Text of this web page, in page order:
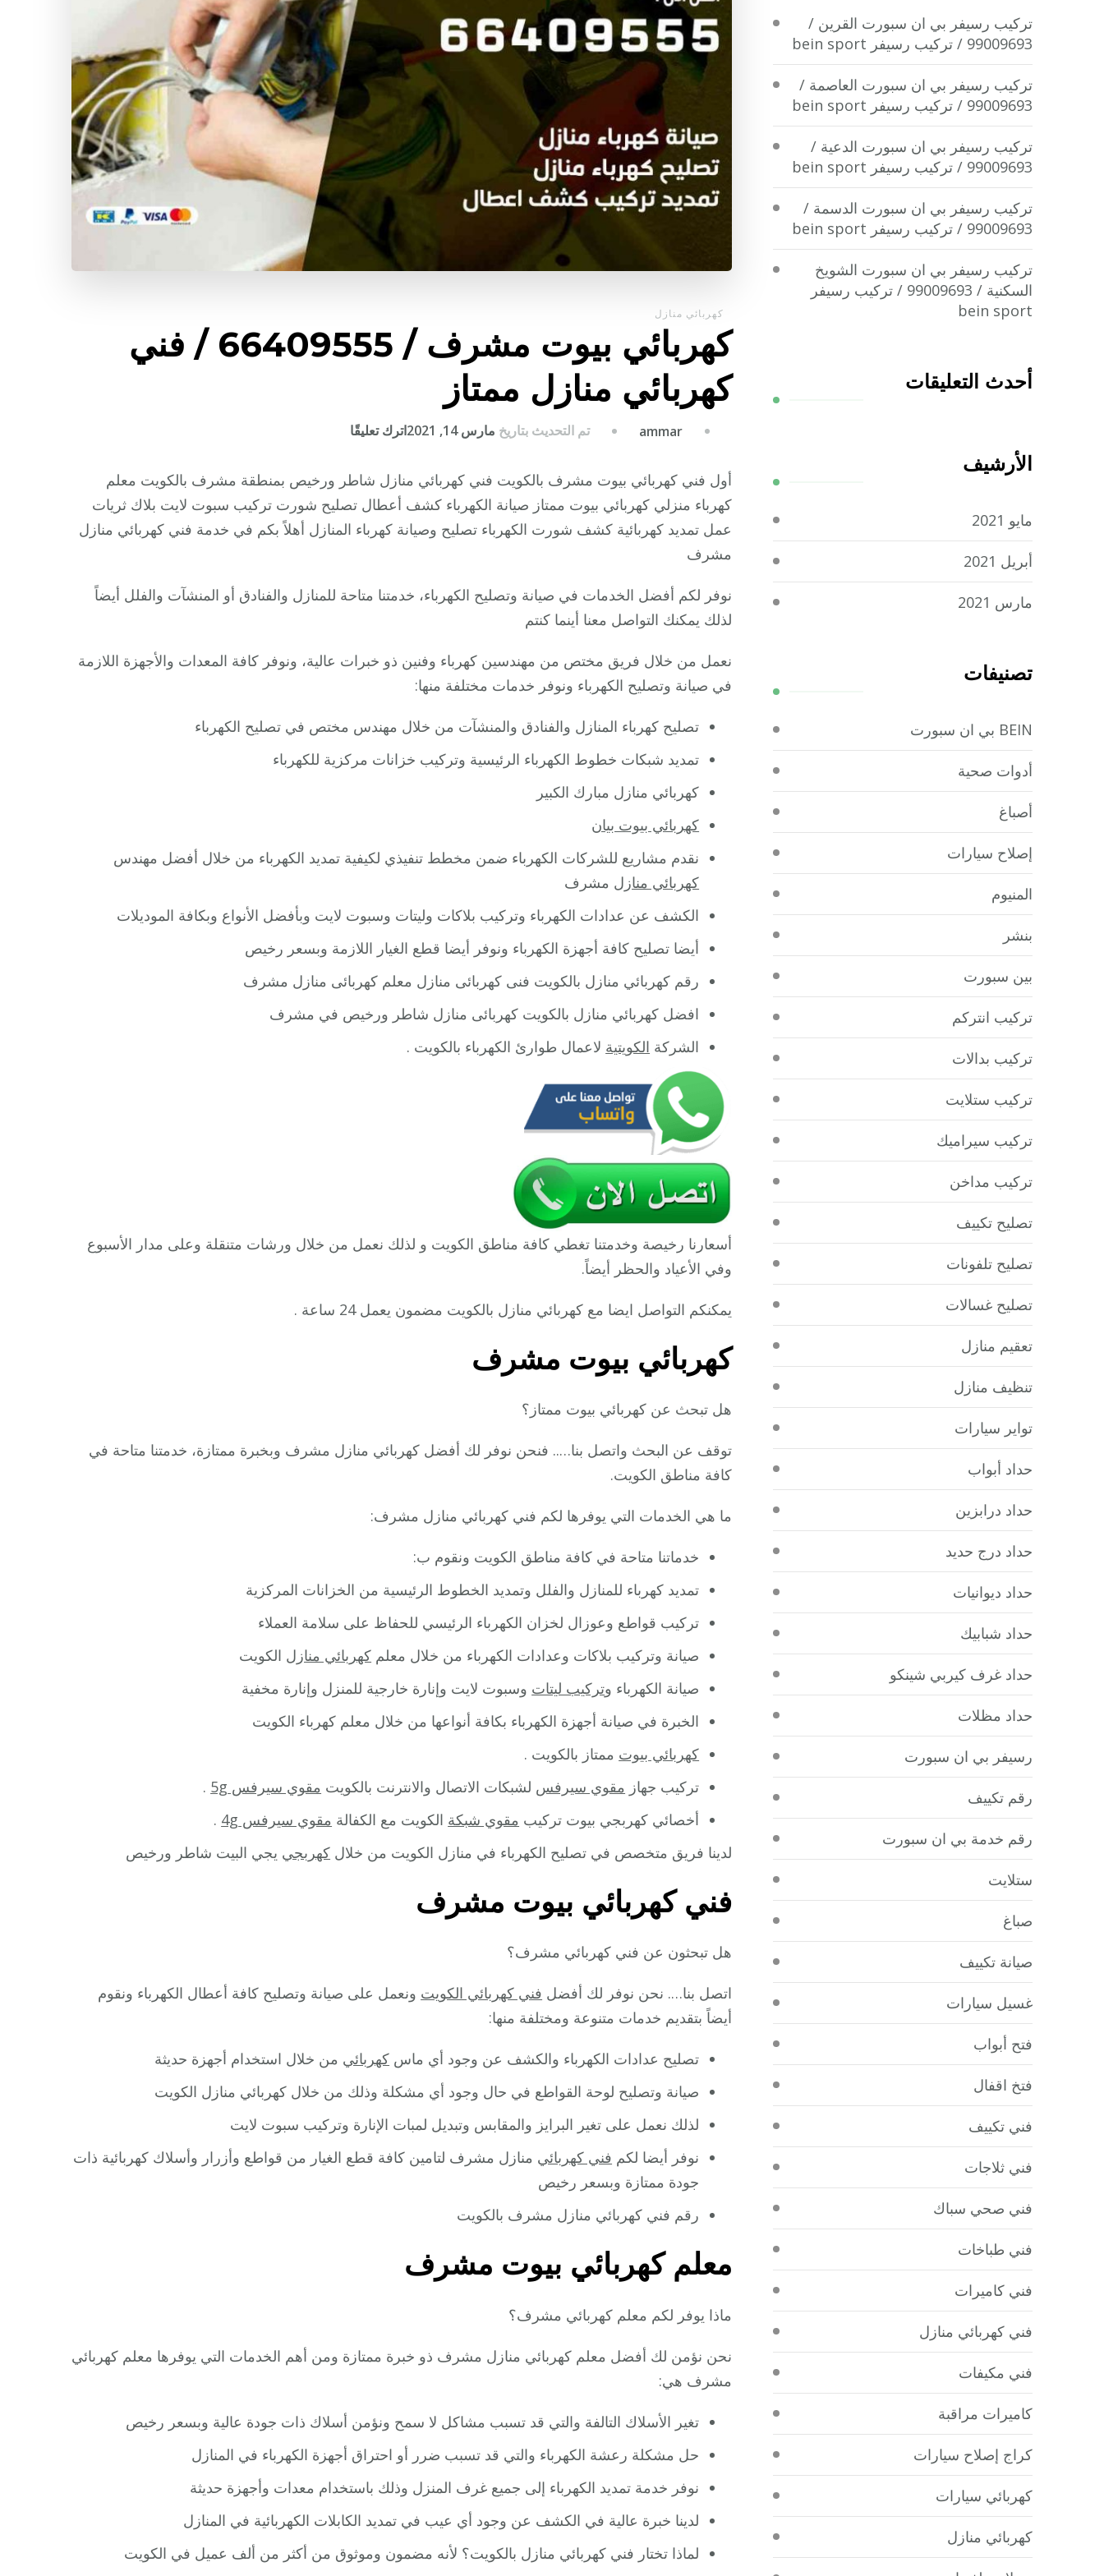
كهربائي منازل
كهربائي بيوت مشرف / 66409555 / فني
كهربائي منازل ممتاز
ammar تم التحديث بتاريخ مارس 14, 2021 اترك تعليقًا
بيوت
مشرف
66409555
فني
كهربائي
ممتاز
أول فني كهربائي بيوت مشرف بالكويت فني كهربائي منازل شاطر ورخيص بمنطقة مشرف بالكويت معلم
كهرباء منزلي كهربائي بيوت ممتاز صيانة الكهرباء كشف أعطال تصليح شورت تركيب سبوت لايت بلاك ثريات
عمل تمديد كهربائية كشف شورت الكهرباء تصليح وصيانة كهرباء المنازل أهلاً بكم في خدمة فني كهربائي منازل
مشرف
نوفر لكم أفضل الخدمات في صيانة وتصليح الكهرباء، خدمتنا متاحة للمنازل والفنادق أو المنشآت والفلل أيضاً
لذلك يمكنك التواصل معنا أينما كنتم
نعمل من خلال فريق مختص من مهندسين كهرباء وفنين ذو خبرات عالية، ونوفر كافة المعدات والأجهزة اللازمة
في صيانة وتصليح الكهرباء ونوفر خدمات مختلفة منها:
تصليح كهرباء المنازل والفنادق والمنشآت من خلال مهندس مختص في تصليح الكهرباء
تمديد شبكات خطوط الكهرباء الرئيسية وتركيب خزانات مركزية للكهرباء
كهربائي منازل مبارك الكبير
كهربائي بيوت بيان
نقدم مشاريع للشركات الكهرباء ضمن مخطط تنفيذي لكيفية تمديد الكهرباء من خلال أفضل مهندس
كهربائي منازل مشرف
الكشف عن عدادات الكهرباء وتركيب بلاكات وليتات وسبوت لايت وبأفضل الأنواع وبكافة الموديلات
أيضا تصليح كافة أجهزة الكهرباء ونوفر أيضا قطع الغيار اللازمة وبسعر رخيص
رقم كهربائي منازل بالكويت فنى كهربائى منازل معلم كهربائى منازل مشرف
افضل كهربائي منازل بالكويت كهربائى منازل شاطر ورخيص في مشرف
الشركة الكويتية لاعمال طوارئ الكهرباء بالكويت .
أسعارنا رخيصة وخدمتنا تغطي كافة مناطق الكويت و لذلك نعمل من خلال ورشات متنقلة وعلى مدار الأسبوع
وفي الأعياد والحظر أيضاً.
يمكنكم التواصل ايضا مع كهربائي منازل بالكويت مضمون يعمل 24 ساعة .
كهربائي بيوت مشرف
هل تبحث عن كهربائي بيوت ممتاز؟
توقف عن البحث واتصل بنا….. فنحن نوفر لك أفضل كهربائي منازل مشرف وبخبرة ممتازة، خدمتنا متاحة في
كافة مناطق الكويت.
ما هي الخدمات التي يوفرها لكم فني كهربائي منازل مشرف:
خدماتنا متاحة في كافة مناطق الكويت ونقوم ب:
تمديد كهرباء للمنازل والفلل وتمديد الخطوط الرئيسية من الخزانات المركزية
تركيب قواطع وعوزال لخزان الكهرباء الرئيسي للحفاظ على سلامة العملاء
صيانة وتركيب بلاكات وعدادات الكهرباء من خلال معلم كهربائي منازل الكويت
صيانة الكهرباء وتركيب ليتات وسبوت لايت وإنارة خارجية للمنزل وإنارة مخفية
الخبرة في صيانة أجهزة الكهرباء بكافة أنواعها من خلال معلم كهرباء الكويت
كهربائي بيوت ممتاز بالكويت .
تركيب جهاز مقوي سيرفس لشبكات الاتصال والانترنت بالكويت مقوي سيرفس 5g
.
أخصائي كهربجي بيوت تركيب مقوي شبكة الكويت مع الكفالة مقوي سيرفس 4g
.
لدينا فريق متخصص في تصليح الكهرباء في منازل الكويت من خلال كهربجي يجي البيت شاطر ورخيص
فني كهربائي بيوت مشرف
هل تبحثون عن فني كهربائي مشرف؟
اتصل بنا…. نحن نوفر لك أفضل فني كهربائي الكويت ونعمل على صيانة وتصليح كافة أعطال الكهرباء ونقوم
أيضاً بتقديم خدمات متنوعة ومختلفة منها:
تصليح عدادات الكهرباء والكشف عن وجود أي ماس كهربائي من خلال استخدام أجهزة حديثة
صيانة وتصليح لوحة القواطع في حال وجود أي مشكلة وذلك من خلال كهربائي منازل الكويت
لذلك نعمل على تغير البرايز والمقابس وتبديل لمبات الإنارة وتركيب سبوت لايت
نوفر أيضا لكم فني كهربائي منازل مشرف لتامين كافة قطع الغيار من قواطع وأزرار وأسلاك كهربائية ذات
جودة ممتازة وبسعر رخيص
رقم فني كهربائي منازل مشرف بالكويت
معلم كهربائي بيوت مشرف
ماذا يوفر لكم معلم كهربائي مشرف؟
نحن نؤمن لك أفضل معلم كهربائي منازل مشرف ذو خبرة ممتازة ومن أهم الخدمات التي يوفرها معلم كهربائي
مشرف هي:
تغير الأسلاك التالفة والتي قد تسبب مشاكل لا سمح ونؤمن أسلاك ذات جودة عالية وبسعر رخيص
حل مشكلة رعشة الكهرباء والتي قد تسبب ضرر أو احتراق أجهزة الكهرباء في المنازل
نوفر خدمة تمديد الكهرباء إلى جميع غرف المنزل وذلك باستخدام معدات وأجهزة حديثة
لدينا خبرة عالية في الكشف عن وجود أي عيب في تمديد الكابلات الكهربائية في المنازل
لماذا تختار فني كهربائي منازل بالكويت؟ لأنه مضمون وموثوق من أكثر من ألف عميل في الكويت
تركيب رسيفر بي ان سبورت القرين /
99009693 / تركيب رسيفر bein sport
تركيب رسيفر بي ان سبورت العاصمة /
99009693 / تركيب رسيفر bein sport
تركيب رسيفر بي ان سبورت الدعية /
99009693 / تركيب رسيفر bein sport
تركيب رسيفر بي ان سبورت الدسمة /
99009693 / تركيب رسيفر bein sport
تركيب رسيفر بي ان سبورت الشويخ
السكنية / 99009693 / تركيب رسيفر
bein sport
أحدث التعليقات
الأرشيف
مايو 2021
أبريل 2021
مارس 2021
تصنيفات
BEIN بي ان سبورت
أدوات صحية
أصباغ
إصلاح سيارات
المنيوم
بنشر
بين سبورت
تركيب انتركم
تركيب بدالات
تركيب ستلايت
تركيب سيراميك
تركيب مداخن
تصليح تكييف
تصليح تلفونات
تصليح غسالات
تعقيم منازل
تنظيف منازل
تواير سيارات
حداد أبواب
حداد درابزين
حداد درج حديد
حداد ديوانيات
حداد شبابيك
حداد غرف كيربي شينكو
حداد مظلات
رسيفر بي ان سبورت
رقم تكييف
رقم خدمة بي ان سبورت
ستلايت
صباغ
صيانة تكييف
غسيل سيارات
فتح أبواب
فتخ اقفال
فني تكييف
فني ثلاجات
فني صحي سباك
فني طباخات
فني كاميرات
فني كهربائي منازل
فني مكيفات
كاميرات مراقبة
كراج إصلاح سيارات
كهربائي سيارات
كهربائي منازل